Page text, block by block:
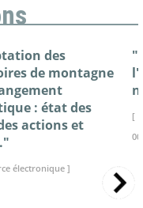
des
de montagne
: état des
actions et
électronique ]
[